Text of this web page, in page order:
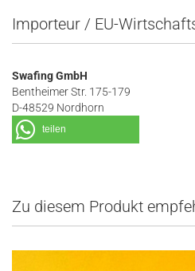
Importeur / EU-
Swafing GmbH
Bentheimer Str. 175-179
D-48529 Nordhorn
teilen
Zu diesem Produkt